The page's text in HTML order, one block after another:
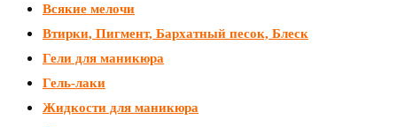
Всякие мелочи
Втирки, Пигмент, Бархатный песок, Блеск
Гели для маникюра
Гель-лаки
Жидкости для маникюра